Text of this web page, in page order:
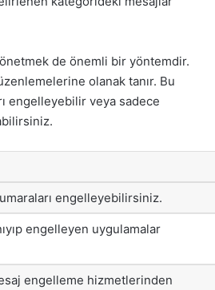
de önemli bir yöntemdir.
olanak tanır. Bu
engelleyebilir veya sadece
engelleyebilirsiniz.
engelleyen uygulamalar
engelleme hizmetlerinden